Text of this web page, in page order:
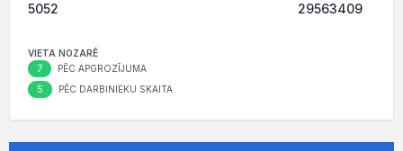
5052
29563409
VIETA NOZARĒ
7 PĒC APGROZĪJUMA
5 PĒC DARBINIEKU SKAITA